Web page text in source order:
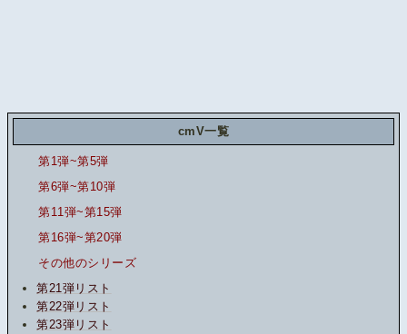
cmV一覧
第1弾~第5弾
第6弾~第10弾
第11弾~第15弾
第16弾~第20弾
その他のシリーズ
第21弾リスト
第22弾リスト
第23弾リスト